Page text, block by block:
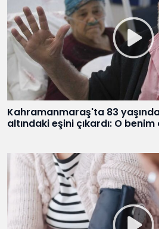
Kahramanmaraş'ta 83
altındaki eşini çıkardı: O